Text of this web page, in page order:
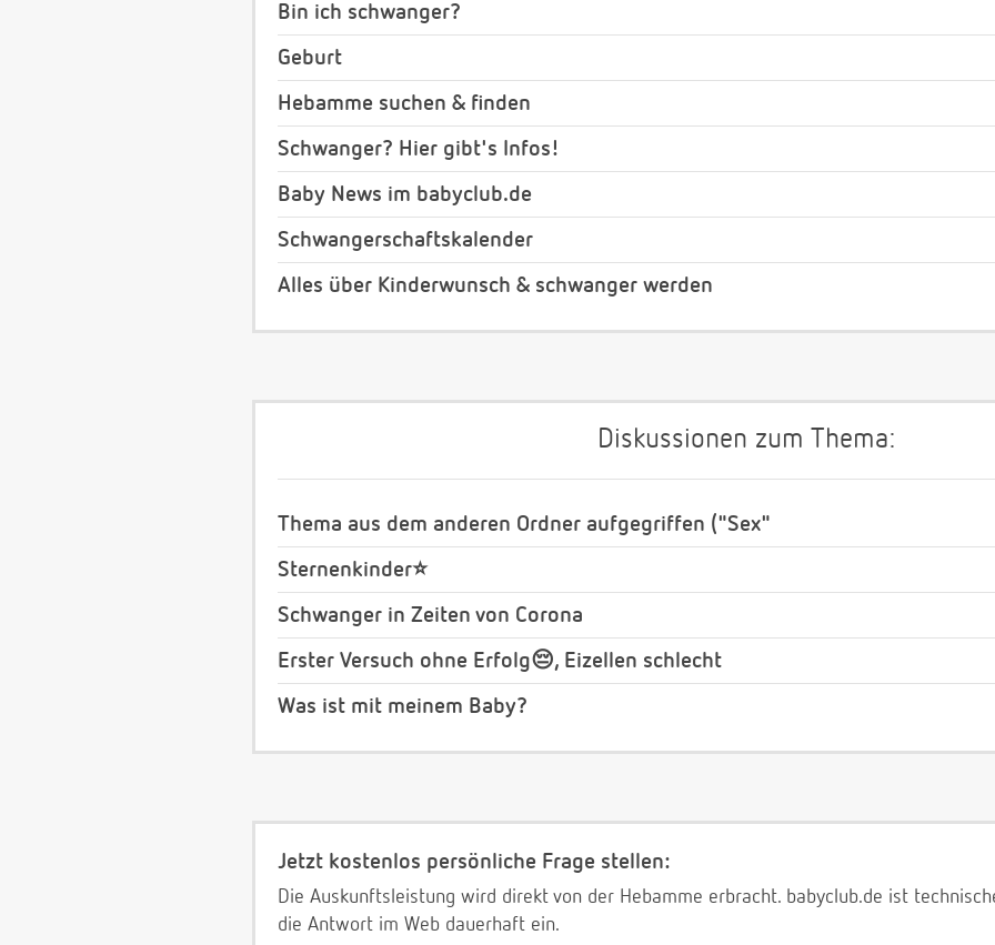
Bin ich schwanger?
Geburt
Hebamme suchen & finden
Schwanger? Hier gibt's Infos!
Baby News im babyclub.de
Schwangerschaftskalender
Alles über Kinderwunsch & schwanger werden
Diskussionen zum Thema:
Thema aus dem anderen Ordner aufgegriffen ("Sex"
Sternenkinder⭐️
Schwanger in Zeiten von Corona
Erster Versuch ohne Erfolg😔, Eizellen schlecht
Was ist mit meinem Baby?
Jetzt kostenlos persönliche Frage stellen:
Die Auskunftsleistung wird direkt von der Hebamme erbracht. babyclub.de ist
die Antwort im Web dauerhaft ein.